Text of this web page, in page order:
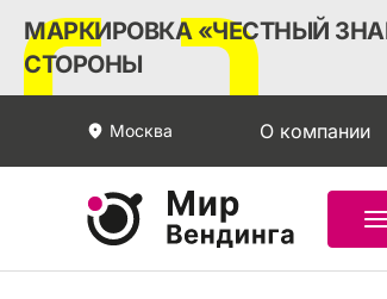
МАРКИРОВКА «ЧЕСТНЫЙ
СТОРОНЫ
Москва О компании